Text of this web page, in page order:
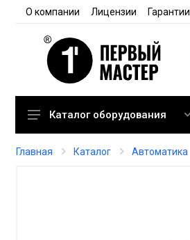
О компании Лицензии Гарантии
Кондиционирование
Каталог оборудования
Главная Каталог Автоматика